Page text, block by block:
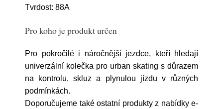
Tvrdost: 88A
Pro koho je produkt určen
Pro pokročilé i náročnější jezdce, kteří hledají
univerzální kolečka pro urban skating s důrazem
na kontrolu, skluz a plynulou jízdu v různých
podmínkách.
Doporučujeme také ostatní produkty z nabídky e-